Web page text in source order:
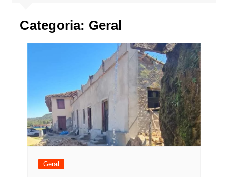
Categoria: Geral
Geral